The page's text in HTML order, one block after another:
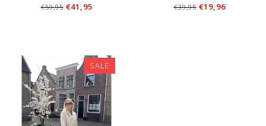
€59,95 €41,95 €39,95 €19,96
SALE